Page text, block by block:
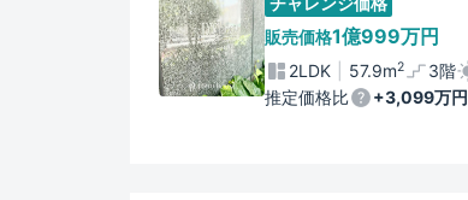
販売価格1億999万円
2LDK 57.9m2 3階
推定価格比
+3,099万円